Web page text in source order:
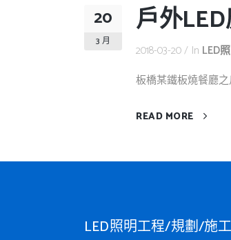
20
3 月
戶外
2018-03-20 In LED
板橋某鐵板燒餐廳
READ MORE
LED照明工程/規劃/施工